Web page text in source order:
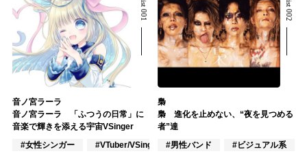
音ノ宮ラーラ
音ノ宮ラーラ 「ふつうの日常」に
音楽で輝きを添える宇宙VSinger
#女性シンガー
#VTuber/VSinger #作詞/作曲家
梟
梟 進化を止めない、“夜を見つめる
者”達
#男性バンド
#ビジュアル系